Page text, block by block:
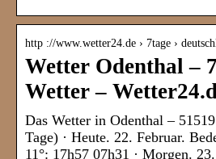
http ://www.wetter24.de › 7tage ›
Wetter Odenthal –
Wetter –
Das Wetter in Odenthal –
Tage) · Heute. 22. Februar.
11°: 17h57 07h31 · Morgen.